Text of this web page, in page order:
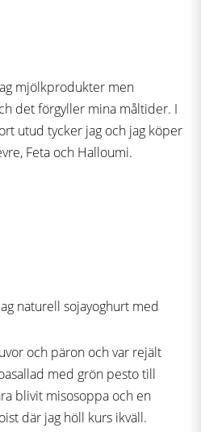
mjölkprodukter men
det förgyller mina måltider. I
utud tycker jag och jag köper
Feta och Halloumi.
naturell sojayoghurt med
och päron och var rejält
med grön pesto till
blivit misosoppa och en
där jag höll kurs ikväll.